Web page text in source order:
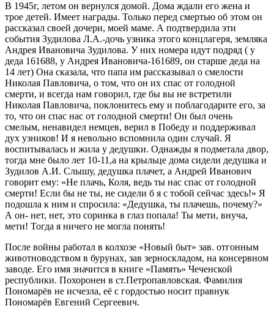
В 1945г, летом он вернулся домой. Дома ждали его жена и
трое детей. Имеет награды. Только перед смертью об этом он
рассказал своей дочери, моей маме. А подтвердила эти
события Зудилова Л.А.-дочь узника этого концлагеря, земляка
Андрея Ивановича Зудилова. У них номера идут подряд ( у
деда 161688, у Андрея Ивановича-161689, он старше деда на
14 лет) Она сказала, что папа им рассказывал о смелости
Николая Павловича, о том, что он их спас от голодной
смерти, и всегда нам говорил, где бы вы не встретили
Николая Павловича, поклонитесь ему и поблагодарите его, за
то, что он спас нас от голодной смерти! Он был очень
смелым, ненавидел немцев, верил в Победу и поддерживал
дух узников! И я невольно вспомнила один случай. Я
воспитывалась и жила у дедушки. Однажды я подметала двор,
тогда мне было лет 10-11,а на крыльце дома сидели дедушка и
Зудилов А.И. Слышу, дедушка плачет, а Андрей Иванович
говорит ему: «Не плачь, Коля, ведь ты нас спас от голодной
смерти! Если бы не ты, не сидели б я с тобой сейчас здесь!» Я
подошла к ним и спросила: «Дедушка, ты плачешь, почему?»
А он- нет, нет, это соринка в глаз попала! Ты мети, внуча,
мети! Тогда я ничего не могла понять!
После войны работал в колхозе «Новый быт» зав. отгонным
животноводством в бурунах, зав зерноскладом, на консервном
заводе. Его имя значится в книге «Память» Чеченской
республики. Похоронен в ст.Петропавловская. Фамилия
Пономарёв не исчезла, её с гордостью носит правнук
Пономарёв Евгений Сергеевич.